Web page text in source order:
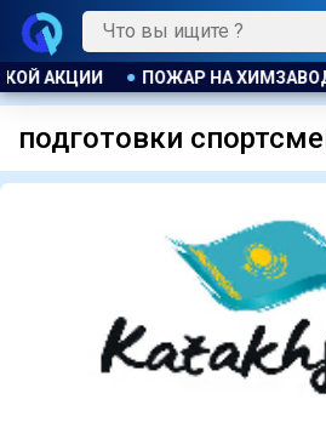
БОЛЕЕ 1200 ЧЕЛОВЕК
подготовки